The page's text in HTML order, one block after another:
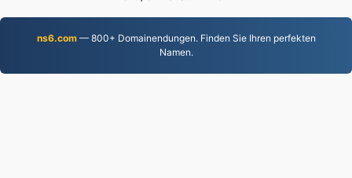
ns6.com— 800+ Domainendungen. Finden Sie Ihren perfekten
Namen.